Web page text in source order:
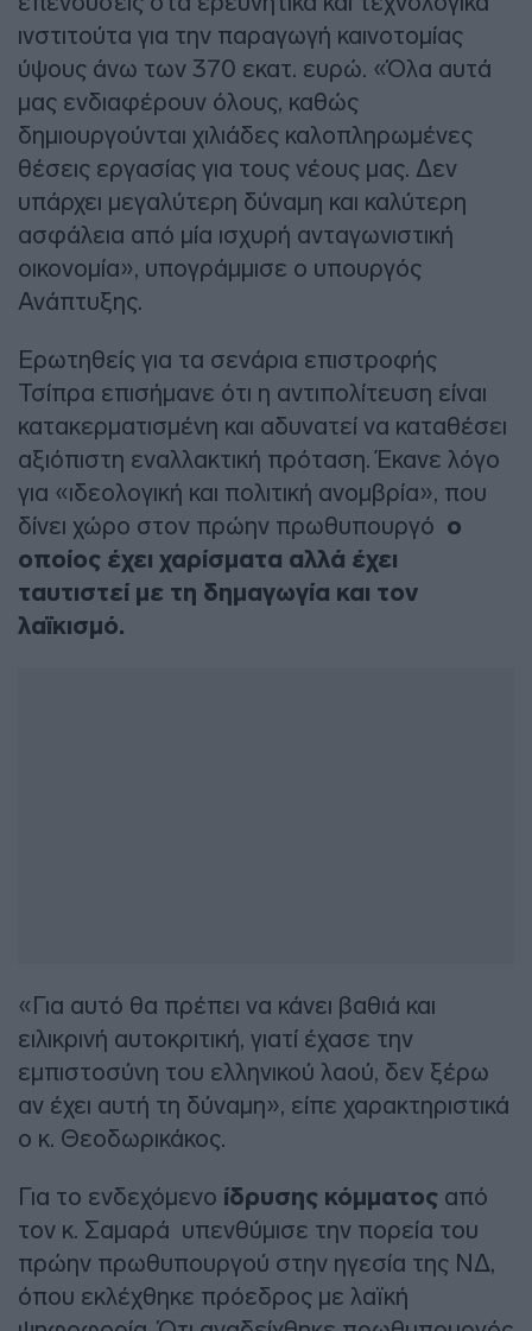
ινστιτούτα για την παραγωγή καινοτομίας
ύψους άνω των 370 εκατ. ευρώ. «Όλα αυτά
μας ενδιαφέρουν όλους, καθώς
δημιουργούνται χιλιάδες καλοπληρωμένες
θέσεις εργασίας για τους νέους μας. Δεν
υπάρχει μεγαλύτερη δύναμη και καλύτερη
ασφάλεια από μία ισχυρή ανταγωνιστική
οικονομία», υπογράμμισε ο υπουργός
Ανάπτυξης.
Ερωτηθείς για τα σενάρια επιστροφής
Τσίπρα επισήμανε ότι η αντιπολίτευση είναι
κατακερματισμένη και αδυνατεί να καταθέσει
αξιόπιστη εναλλακτική πρόταση. Έκανε λόγο
για «ιδεολογική και πολιτική ανομβρία», που
δίνει χώρο στον πρώην πρωθυπουργό ο
οποίος έχει χαρίσματα αλλά έχει
ταυτιστεί με τη δημαγωγία και τον
λαϊκισμό.
«Για αυτό θα πρέπει να κάνει βαθιά και
ειλικρινή αυτοκριτική, γιατί έχασε την
εμπιστοσύνη του ελληνικού λαού, δεν ξέρω
αν έχει αυτή τη δύναμη», είπε χαρακτηριστικά
ο κ. Θεοδωρικάκος.
Για το ενδεχόμενο ίδρυσης κόμματος από
τον κ. Σαμαρά υπενθύμισε την πορεία του
πρώην πρωθυπουργού στην ηγεσία της ΝΔ,
όπου εκλέχθηκε πρόεδρος με λαϊκή